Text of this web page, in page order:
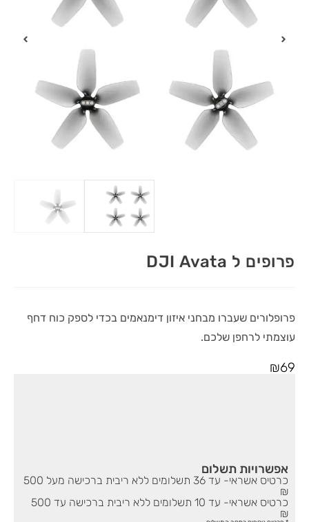
פרופים ל DJI Avata
פרופלורים שעברו מבחני איזון דימנאמים בכדי לספק כוח דחף
עוצמתי לרחפן שלכם.
₪69
אפשרויות תשלום
כרטיס אשראי- עד 36 תשלומים ללא ריבית ברכישה מעל 500
₪
כרטיס אשראי- עד 10 תשלומים ללא ריבית ברכישה עד 500
₪